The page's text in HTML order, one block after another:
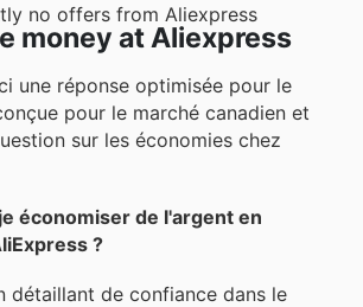
no offers from Aliexpress
money at Aliexpress
une réponse optimisée pour le
pour le marché canadien et
sur les économies chez
économiser de l'argent en
?
détaillant de confiance dans le